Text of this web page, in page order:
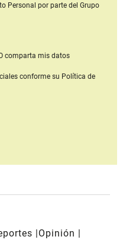
Personal por parte del Grupo
comparta mis datos
conforme su Política de
Opinión